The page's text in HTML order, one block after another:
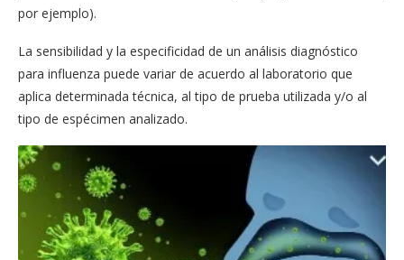
por ejemplo).
La sensibilidad y la especificidad de un análisis diagnóstico
para influenza puede variar de acuerdo al laboratorio que
aplica determinada técnica, al tipo de prueba utilizada y/o al
tipo de espécimen analizado.